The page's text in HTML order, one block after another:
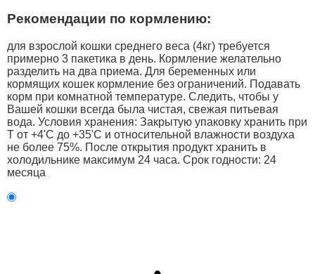
Рекомендации по кормлению:
для взрослой кошки среднего веса (4кг) требуется
примерно 3 пакетика в день. Кормление желательно
разделить на два приема. Для беременных или
кормящих кошек кормление без ограничений. Подавать
корм при комнатной температуре. Следить, чтобы у
Вашей кошки всегда была чистая, свежая питьевая
вода. Условия хранения: Закрытую упаковку хранить при
Т от +4'C до +35'C и относительной влажности воздуха
не более 75%. После открытия продукт хранить в
холодильнике максимум 24 часа. Срок годности: 24
месяца